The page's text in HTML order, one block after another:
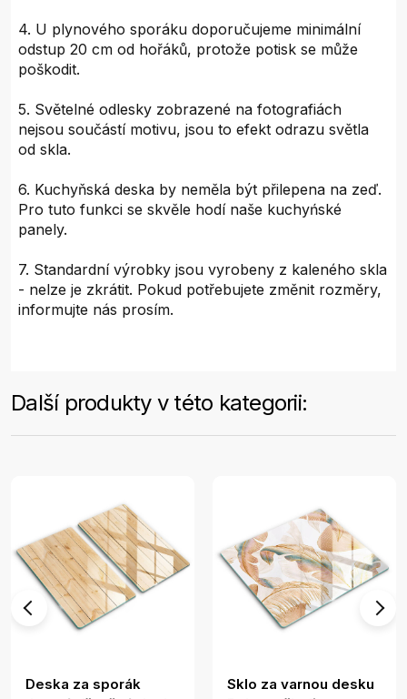
4. U plynového sporáku doporučujeme minimální
odstup 20 cm od hořáků, protože potisk se může
poškodit.
5. Světelné odlesky zobrazené na fotografiách
nejsou součástí motivu, jsou to efekt odrazu světla
od skla.
6. Kuchyňská deska by neměla být přilepena na zeď.
Pro tuto funkci se skvěle hodí naše kuchyńské
panely.
7. Standardní výrobky jsou vyrobeny z kaleného skla
- nelze je zkrátit. Pokud potřebujete změnit rozměry,
informujte nás prosím.
Další produkty v této kategorii:
Deska za sporák
Sklo za varnou desku